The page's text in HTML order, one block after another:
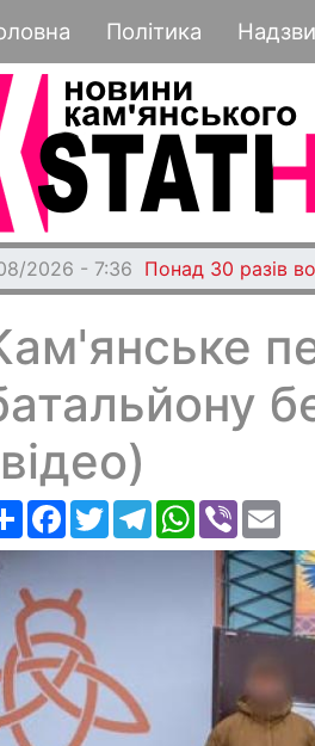
Політика
2026 - 7:36 Понад 30 разів
РесурсFacebook
TwitterTelegramWhatsApp
Viber